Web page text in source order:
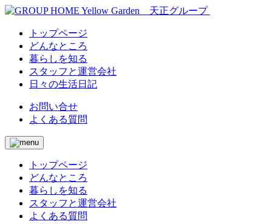
トップページ
どんなところ
暮らしを知る
スタッフと運営会社
日々の生活日記
お問い合せ
よくある質問
トップページ
どんなところ
暮らしを知る
スタッフと運営会社
よくある質問